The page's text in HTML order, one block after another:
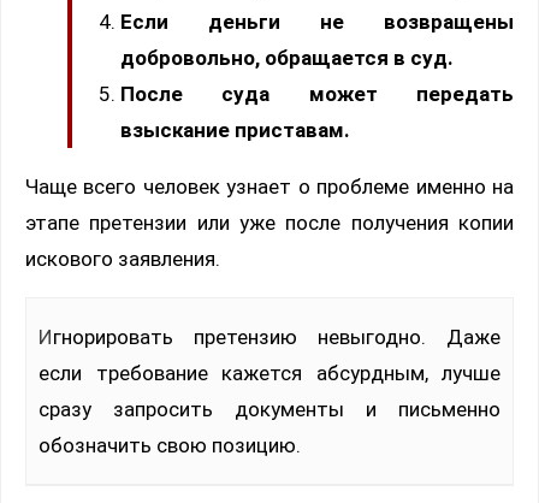
Если деньги не возвращены
добровольно, обращается в суд.
После суда может передать
взыскание приставам.
Чаще всего человек узнает о проблеме именно на
этапе претензии или уже после получения копии
искового заявления.
Игнорировать претензию невыгодно. Даже
если требование кажется абсурдным, лучше
сразу запросить документы и письменно
обозначить свою позицию.